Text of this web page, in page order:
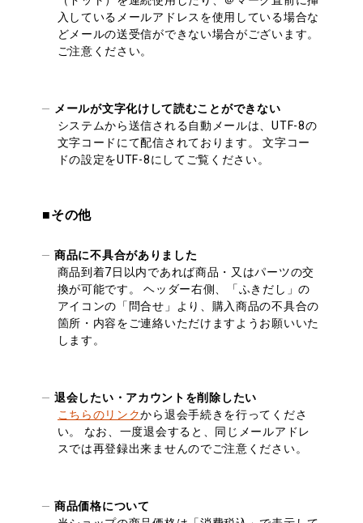
入しているメールアドレスを使用している場合な
どメールの送受信ができない場合がございます。
ご注意ください。
メールが文字化けして読むことができない
システムから送信される自動メールは、UTF-8の
文字コードにて配信されております。 文字コー
ドの設定をUTF-8にしてご覧ください。
■その他
商品に不具合がありました
商品到着7日以内であれば商品・又はパーツの交
換が可能です。 ヘッダー右側、「ふきだし」の
アイコンの「問合せ」より、購入商品の不具合の
箇所・内容をご連絡いただけますようお願いいた
します。
退会したい・アカウントを削除したい
こちらのリンクから退会手続きを行ってくださ
い。 なお、一度退会すると、同じメールアドレ
スでは再登録出来ませんのでご注意ください。
商品価格について